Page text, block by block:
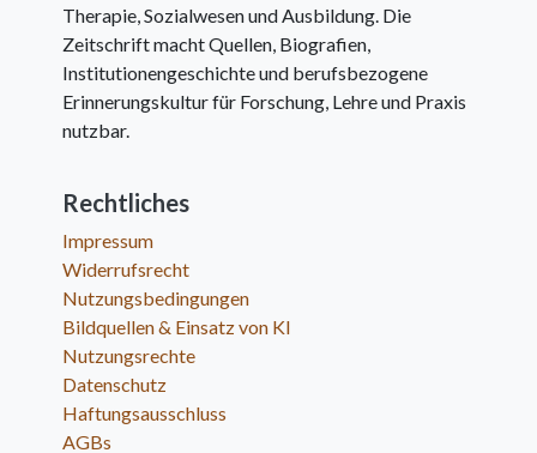
Therapie, Sozialwesen und Ausbildung. Die
Zeitschrift macht Quellen, Biografien,
Institutionengeschichte und berufsbezogene
Erinnerungskultur für Forschung, Lehre und Praxis
nutzbar.
Rechtliches
Impressum
Widerrufsrecht
Nutzungsbedingungen
Bildquellen & Einsatz von KI
Nutzungsrechte
Datenschutz
Haftungsausschluss
AGBs